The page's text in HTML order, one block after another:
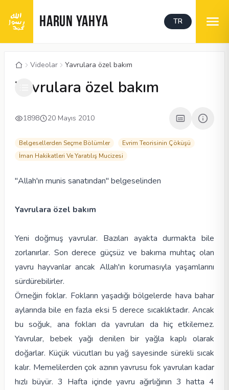
HARUN YAHYA TR
Videolar Yavrulara özel bakım
CC 00:05 / 05:48
Yavrulara özel bakım
1898 20 Mayıs 2010
Belgesellerden Seçme Bölümler
Evrim Teorisinin Çöküşü
İman Hakikatleri Ve Yaratılış Mucizesi
"Allah'ın munis sanatından" belgeselinden
Yavrulara özel bakım
Yeni doğmuş yavrular. Bazıları ayakta durmakta bile
zorlanırlar. Son derece güçsüz ve bakıma muhtaç olan
yavru hayvanlar ancak Allah'ın korumasıyla yaşamlarını
sürdürebilirler.
Örneğin foklar. Fokların yaşadığı bölgelerde hava bahar
aylarında bile en fazla eksi 5 derece sıcaklıktadır. Ancak
bu soğuk, ana fokları da yavruları da hiç etkilemez.
Yavrular, bebek yağı denilen bir yağla kaplı olarak
doğarlar. Küçük vücutları bu yağ sayesinde sürekli sıcak
kalır. Memelilerden çok azının yavrusu fok yavruları kadar
hızlı büyür. 3 Hafta içinde yavru ağırlığının 3 hatta 4